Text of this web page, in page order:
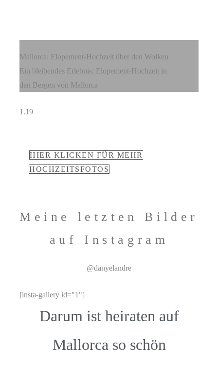
Mallorca: Elopement-Hochzeit über den Wolken
Ein bleibendes Erlebnis: Elopement-Hochzeit in
den Bergen von Mallorca
HIER KLICKEN FÜR MEHR
HOCHZEITSFOTOS
Meine letzten Bilder
auf Instagram
@danyelandre
[insta-gallery id="1"]
Darum ist heiraten auf
Mallorca so schön